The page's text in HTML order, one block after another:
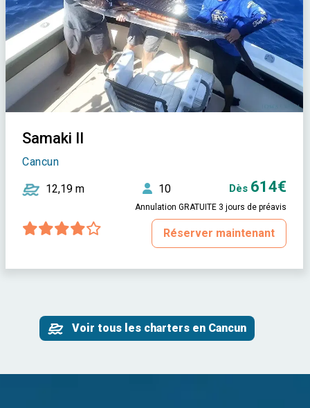
Samaki II
Cancun
12,19 m 10 Dès 614€
Annulation GRATUITE 3 jours de préavis
Réserver maintenant
Voir tous les charters en Cancun